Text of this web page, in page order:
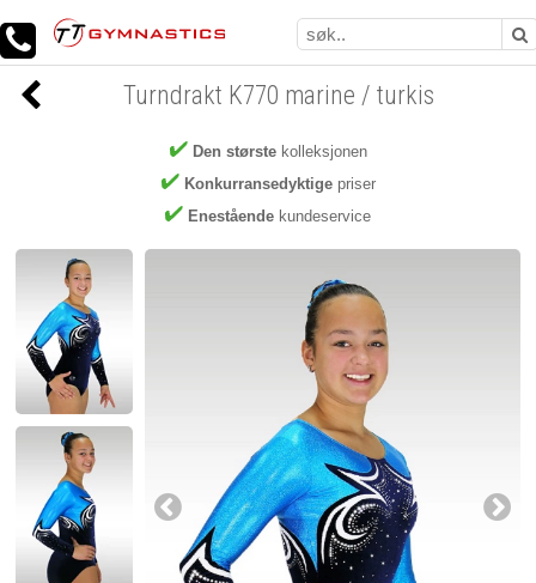
Den størstekolleksjonen
Konkurransedyktigepriser
Enestående kundeservice
Turndrakt K770 marine / turkis